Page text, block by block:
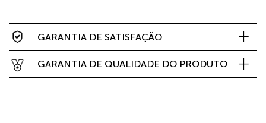
GARANTIA DE SATISFAÇÃO
GARANTIA DE QUALIDADE DO PRODUTO